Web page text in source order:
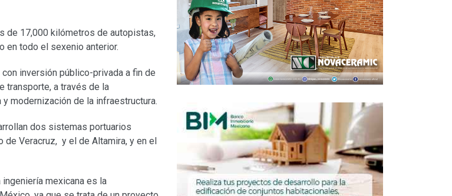
de 17,000 kilómetros de autopistas,
en todo el sexenio anterior.
inversión público-privada a fin de
transporte, a través de la
modernización de la infraestructura.
dos sistemas portuarios
de Veracruz, y el de Altamira, y en el
mexicana es la